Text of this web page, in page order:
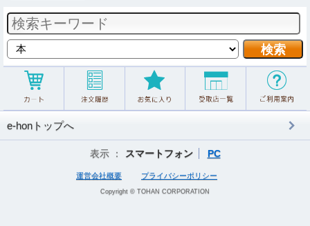
e-honトップへ
表示 ： スマートフォン PC
運営会社概要 プライバシーポリシー
Copyright © TOHAN CORPORATION